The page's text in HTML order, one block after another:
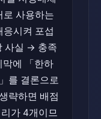
로 사용하는
시켜 포섭
사실 → 충족
막에 「한하
를 결론으로
략하면 배점
가 4개이므